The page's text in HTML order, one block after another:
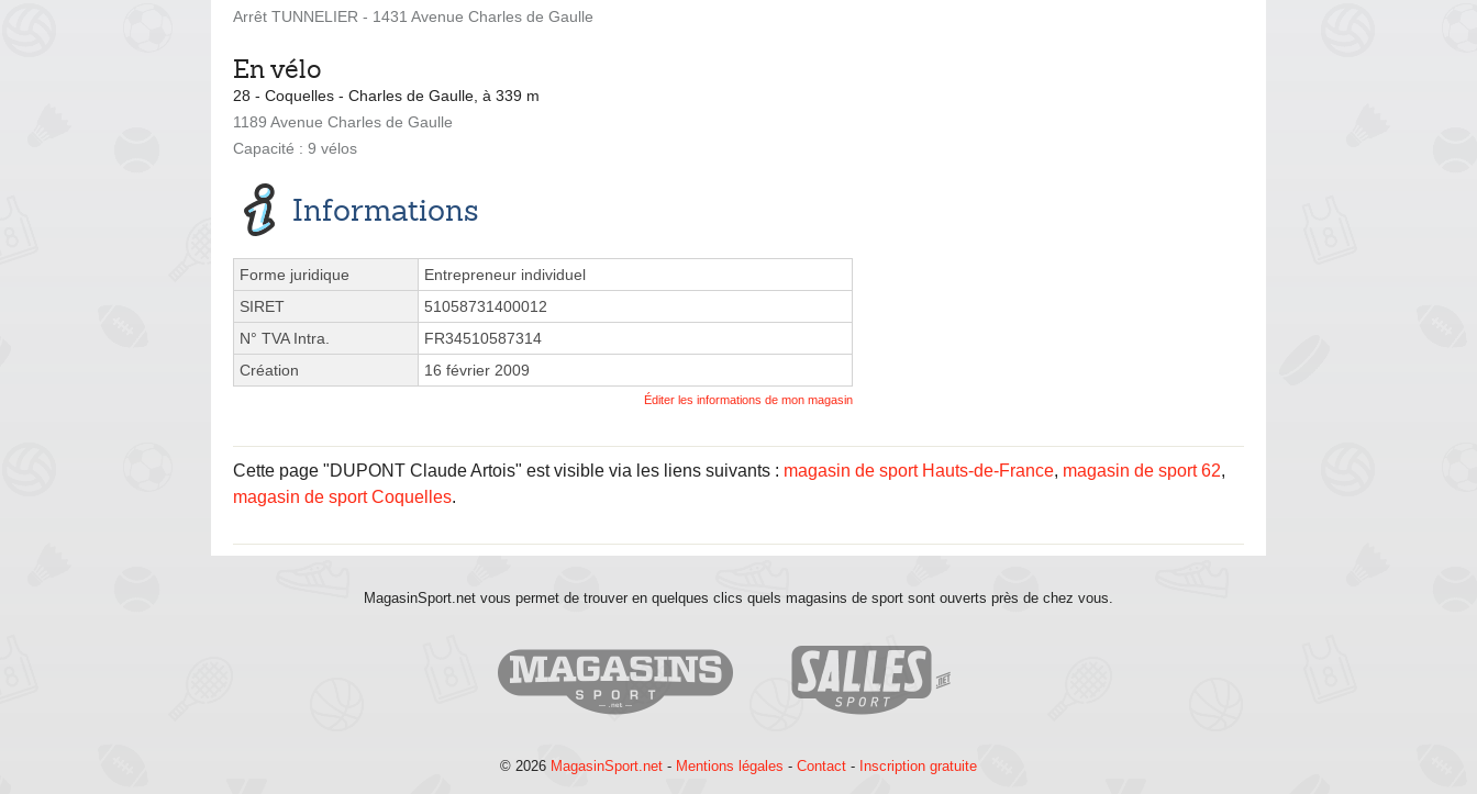
Arrêt TUNNELIER - 1431 Avenue Charles de Gaulle
En vélo
28 - Coquelles - Charles de Gaulle, à 339 m
1189 Avenue Charles de Gaulle
Capacité : 9 vélos
Informations
Forme juridique
Entrepreneur individuel
SIRET
51058731400012
N° TVA Intra.
FR34510587314
Création
16 février 2009
Éditer les informations de mon magasin
Cette page "DUPONT Claude Artois" est visible via les liens suivants : magasin de sport Hauts-de-France, magasin de sport 62,
magasin de sport Coquelles.
MagasinSport.net vous permet de trouver en quelques clics quels magasins de sport sont ouverts près de chez vous.
© 2026 MagasinSport.net - Mentions légales - Contact - Inscription gratuite